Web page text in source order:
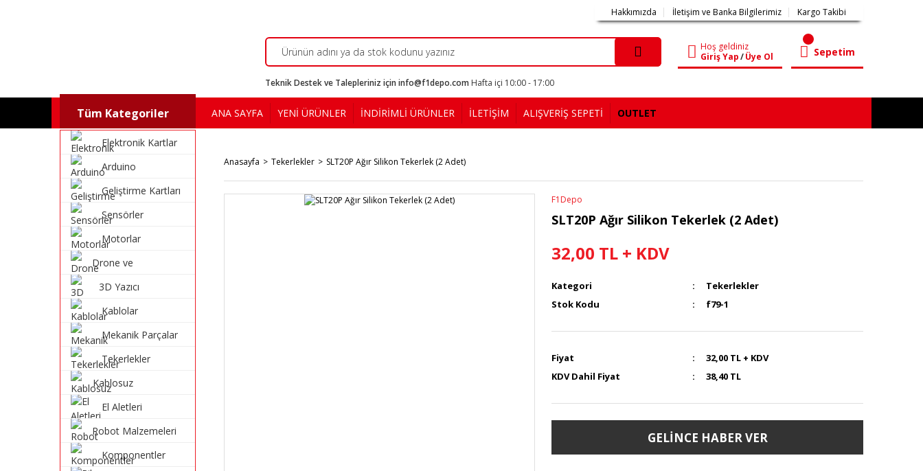
Hakkımızda İletişim ve Banka Bilgilerimiz Kargo Takibi
Hoş geldiniz
Giriş Yap/Üye Ol Sepetim
Teknik Destek ve Talepleriniz için info@f1depo.com Hafta içi 10:00 - 17:00
Tüm Kategoriler
Elektronik Kartlar
Arduino
Geliştirme Kartları
Sensörler
Motorlar
Drone ve
Malzemeleri
3D Yazıcı
Kablolar
Mekanik Parçalar
Tekerlekler
Kablosuz
Sistemleri
El Aletleri
Robot Malzemeleri
Komponentler
ANA SAYFA YENİ ÜRÜNLER İNDİRİMLİ ÜRÜNLER İLETİŞİM ALIŞVERİŞ SEPETİ OUTLET
Anasayfa Tekerlekler SLT20P Ağır Silikon Tekerlek (2 Adet)
F1Depo
SLT20P Ağır Silikon Tekerlek (2 Adet)
32,00 TL + KDV
Kategori
Tekerlekler
Stok Kodu
f79-1
Fiyat
32,00 TL + KDV
KDV Dahil Fiyat
38,40 TL
GELİNCE HABER VER